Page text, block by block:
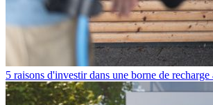
5 raisons d'investir dans une borne de